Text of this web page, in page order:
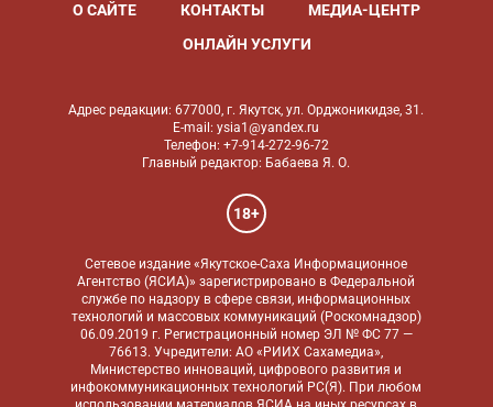
О САЙТЕ КОНТАКТЫ
МЕДИА-ЦЕНТР
ОНЛАЙН УСЛУГИ
Адрес редакции: 677000, г. Якутск, ул. Орджоникидзе, 31.
E-mail: ysia1@yandex.ru
Телефон: +7-914-272-96-72
Главный редактор: Бабаева Я. О.
18+
Сетевое издание «Якутское-Саха Информационное
Агентство (ЯСИА)» зарегистрировано в Федеральной
службе по надзору в сфере связи, информационных
технологий и массовых коммуникаций (Роскомнадзор)
06.09.2019 г. Регистрационный номер ЭЛ № ФС 77 —
76613. Учредители: АО «РИИХ Сахамедиа»,
Министерство инноваций, цифрового развития и
инфокоммуникационных технологий РС(Я). При любом